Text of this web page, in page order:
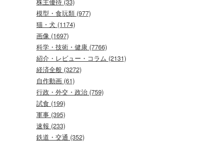
株主優待 (33)
模型・食玩類 (977)
猫・犬 (1174)
画像 (1697)
科学・技術・健康 (7766)
紹介・レビュー・コラム (2131)
経済全般 (3272)
自作動画 (61)
行政・外交・政治 (759)
試食 (199)
軍事 (395)
速報 (233)
鉄道・交通 (352)